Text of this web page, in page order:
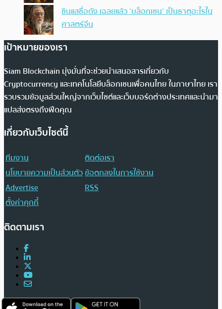
ซินแสชื่อดัง เฉลยแล้ว ‘บล็อกเชน’ เป็นธาตุอะไรใน
ศาสตร์จีน
เป้าหมายของเรา
Siam Blockchain มุ่งมั่นที่จะช่วยนำเสนอสารเกี่ยวกับ
Cryptocurrency และเทคโนโลยีบล็อกเชนเพื่อคนไทย ในภาษาไทย เรา
รวบรวมข้อมูลส่วนใหญ่จากเว็บไซต์และเว็บบอร์ดต่างประเทศและนำมา
แปลส่งตรงถึงฟีดคุณ
เกี่ยวกับเว็บไซต์นี้
ทีมงาน
ติดต่อเรา
นโยบายความเป็นส่วนตัวข้อตกลงในการใช้งาน
Advertise
RSS
ตั้งค่าคุกกี้
ติดตามเรา